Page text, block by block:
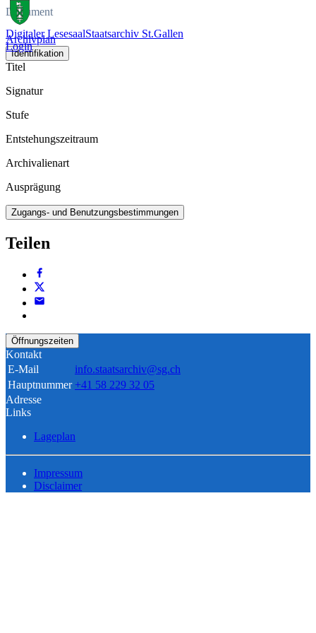
Digitaler LesesaalStaatsarchiv St.Gallen
Login
Dokument
Archivplan
Identifikation
Titel
Signatur
Stufe
Entstehungszeitraum
Archivalienart
Ausprägung
Zugangs- und Benutzungsbestimmungen
Teilen
Öffnungszeiten
Kontakt
E-Mail
info.staatsarchiv@sg.ch
Hauptnummer +41 58 229 32 05
Adresse
Links
Lageplan
Impressum
Disclaimer